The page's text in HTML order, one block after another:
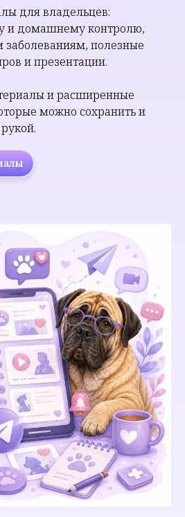
для владельцев:
и домашнему контролю,
полезные
и презентации.
и расширенные
можно сохранить и